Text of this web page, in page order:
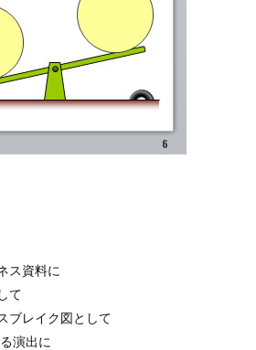
ス資料に
て
ブレイク図として
演出に